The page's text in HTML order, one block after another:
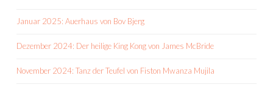
Januar 2025: Auerhaus von Bov Bjerg
Dezember 2024: Der heilige King Kong von James McBride
November 2024: Tanz der Teufel von Fiston Mwanza Mujila